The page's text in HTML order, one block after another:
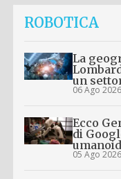
ROBOTICA
La
un
06 Ago 2026
Ecco
di
05 Ago 2026